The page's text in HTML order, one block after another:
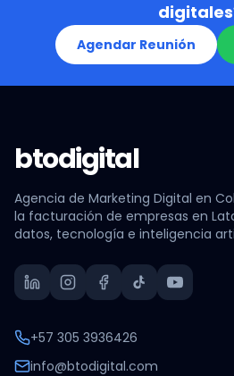
Agendar Reunión
btodigital
Agencia de Marketing Digital en
la facturación de empresas en
datos, tecnología e inteligencia
+57 305 3936426
info@btodigital.com